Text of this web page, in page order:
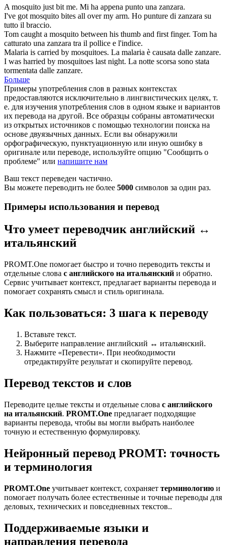
A mosquito just bit me. Mi ha appena punto una zanzara.
I've got mosquito bites all over my arm. Ho punture di zanzara su
tutto il braccio.
Tom caught a mosquito between his thumb and first finger. Tom ha
catturato una zanzara tra il pollice e l'indice.
Malaria is carried by mosquitoes. La malaria è causata dalle zanzare.
I was harried by mosquitoes last night. La notte scorsa sono stata
tormentata dalle zanzare.
Больше
Примеры употребления слов в разных контекстах
предоставляются исключительно в лингвистических целях, т.
е. для изучения употребления слов в одном языке и вариантов
их перевода на другой. Все образцы собраны автоматически
из открытых источников с помощью технологии поиска на
основе двуязычных данных. Если вы обнаружили
орфографическую, пунктуационную или иную ошибку в
оригинале или переводе, используйте опцию "Сообщить о
проблеме" или напишите нам
Ваш текст переведен частично.
Вы можете переводить не более 5000 символов за один раз.
Примеры использования и перевод
Что умеет переводчик английский ↔
итальянский
PROMT.One помогает быстро и точно переводить тексты и
отдельные слова с английского на итальянский и обратно.
Сервис учитывает контекст, предлагает варианты перевода и
помогает сохранять смысл и стиль оригинала.
Как пользоваться: 3 шага к переводу
Вставьте текст.
Выберите направление английский ↔ итальянский.
Нажмите «Перевести». При необходимости
отредактируйте результат и скопируйте перевод.
Перевод текстов и слов
Переводите целые тексты и отдельные слова с английского
на итальянский. PROMT.One предлагает подходящие
варианты перевода, чтобы вы могли выбрать наиболее
точную и естественную формулировку.
Нейронный перевод PROMT: точность
и терминология
PROMT.One учитывает контекст, сохраняет терминологию и
помогает получать более естественные и точные переводы для
деловых, технических и повседневных текстов..
Поддерживаемые языки и
направления перевода